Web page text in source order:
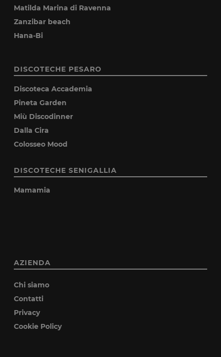
Matilda Marina di Ravenna
Zanzibar beach
Hana-Bi
DISCOTECHE PESARO
Discoteca Accademia
Pineta Garden
Miù Discodinner
Dalla Cira
Colosseo Mood
DISCOTECHE SENIGALLIA
Mamamia
AZIENDA
Chi siamo
Contatti
Privacy
Cookie Policy